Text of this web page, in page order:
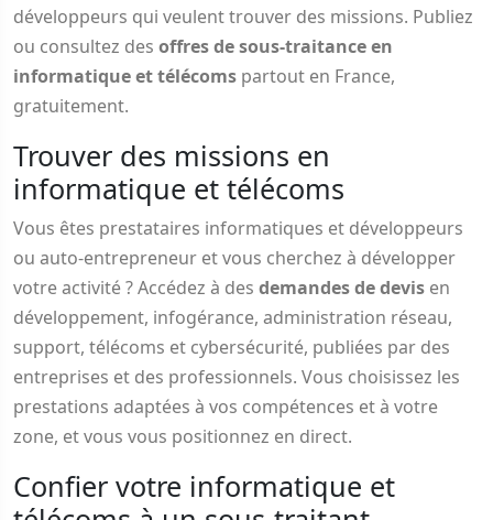
développeurs qui veulent trouver des missions. Publiez
ou consultez des offres de sous-traitance en
informatique et télécoms partout en France,
gratuitement.
Trouver des missions en
informatique et télécoms
Vous êtes prestataires informatiques et développeurs
ou auto-entrepreneur et vous cherchez à développer
votre activité ? Accédez à des demandes de devis en
développement, infogérance, administration réseau,
support, télécoms et cybersécurité, publiées par des
entreprises et des professionnels. Vous choisissez les
prestations adaptées à vos compétences et à votre
zone, et vous vous positionnez en direct.
Confier votre informatique et